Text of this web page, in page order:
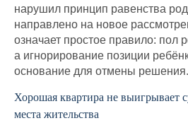
нарушил принцип равенства
направлено на новое
означает простое правило: пол
а игнорирование позиции
основание для отмены решения.
Хорошая квартира не выигрывает
места жительства